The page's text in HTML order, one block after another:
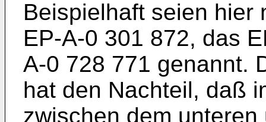
Beispielhaft seien hier
EP-A-0 301 872, das
A-0 728 771 genannt.
hat den Nachteil, daß
zwischen dem